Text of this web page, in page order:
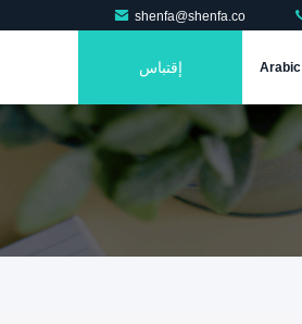
shenfa@shenfa.co
Arabic إقتباس